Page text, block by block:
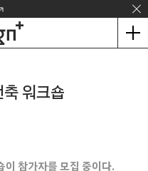
워크숍
참가자를 모집 중이다.